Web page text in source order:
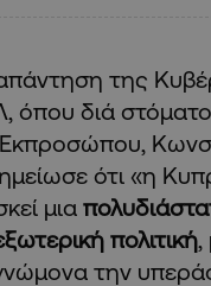
της
όπου διά
ότι «η
μια
πολιτική,
την